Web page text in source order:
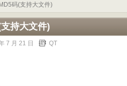
码(支持大文件)
持大文件)
7 月 21 日 QT